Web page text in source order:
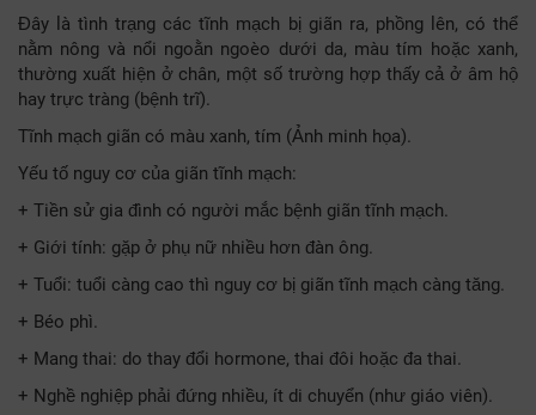
Đây là tình trạng các tĩnh mạch bị giãn ra, phồng lên, có thể
nằm nông và nổi ngoằn ngoèo dưới da, màu tím hoặc xanh,
thường xuất hiện ở chân, một số trường hợp thấy cả ở âm hộ
hay trực tràng (bệnh trĩ).
Tĩnh mạch giãn có màu xanh, tím (Ảnh minh họa).
Yếu tố nguy cơ của giãn tĩnh mạch:
+ Tiền sử gia đình có người mắc bệnh giãn tĩnh mạch.
+ Giới tính: gặp ở phụ nữ nhiều hơn đàn ông.
+ Tuổi: tuổi càng cao thì nguy cơ bị giãn tĩnh mạch càng tăng.
+ Béo phì.
+ Mang thai: do thay đổi hormone, thai đôi hoặc đa thai.
+ Nghề nghiệp phải đứng nhiều, ít di chuyển (như giáo viên).